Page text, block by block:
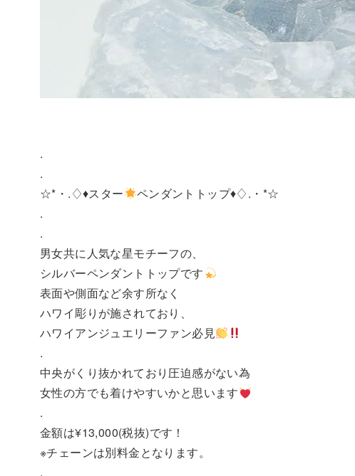
.
.
☆*・.♢♦︎スター
ペンダントトップ♦︎♢.・*☆
.
.
男女共に人気な星モチーフの、
シルバーペンダントトップです
表面や側面など余す所なく
ハワイ彫りが施されており、
ハワイアンジュエリーファン必見
.
中央がくり抜かれており圧迫感がない為
女性の方でも着けやすいかと思います
.
金額は¥13,000(税抜)です！
※チェーンは別料金となります。
.